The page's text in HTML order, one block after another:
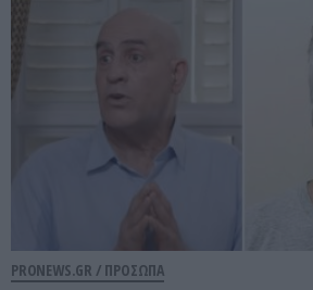
PRONEWS.GR / ΠΡΟΣΩΠΑ